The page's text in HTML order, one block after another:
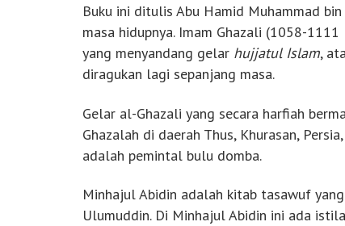
Buku ini ditulis Abu Hamid Muhammad
masa hidupnya. Imam Ghazali (1058-
yang menyandang gelar hujjatul Islam,
diragukan lagi sepanjang masa.
Gelar al-Ghazali yang secara harfiah
Ghazalah di daerah Thus, Khurasan,
adalah pemintal bulu domba.
Minhajul Abidin adalah kitab tasawuf
Ulumuddin. Di Minhajul Abidin ini ada